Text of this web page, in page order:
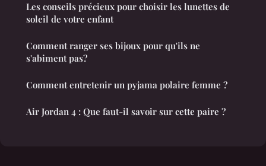
Les conseils précieux pour choisir les lunettes de
soleil de votre enfant
Comment ranger ses bijoux pour qu'ils ne
s'abiment pas?
Comment entretenir un pyjama polaire femme ?
Air Jordan 4 : Que faut-il savoir sur cette paire ?